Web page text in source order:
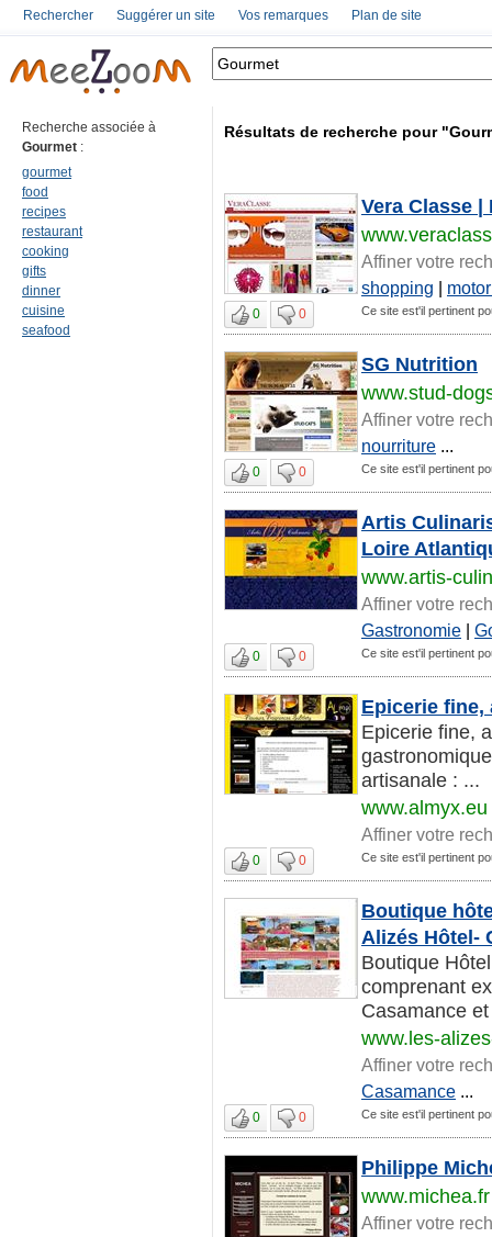
Rechercher Suggérer un site Vos remarques Plan de site
Recherche associée à
Gourmet :
gourmet
food
recipes
restaurant
cooking
gifts
dinner
cuisine
seafood
Résultats de recherche pour
Vera Classe
Affiner votre
shopping |
0 0 Ce site est'il pertinent
SG Nutrition
www.stud-
Affiner votre
nourriture ...
0 0 Ce site est'il pertinent
Artis
Loire
www.artis-
Affiner votre
Gastronomie |
0 0 Ce site est'il pertinent
Epicerie fine,
Epicerie fine,
artisanale : ...
www.almyx.eu
Affiner votre
0 0 Ce site est'il pertinent
Boutique
Alizés Hôtel-
Boutique
comprenant
Casamance
www.les-
Affiner votre
Casamance ...
0 0 Ce site est'il pertinent
Philippe
www.michea.fr
Affiner votre